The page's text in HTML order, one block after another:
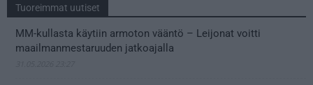
Tuoreimmat uutiset
MM-kullasta käytiin armoton vääntö – Leijonat voitti
maailmanmestaruuden jatkoajalla